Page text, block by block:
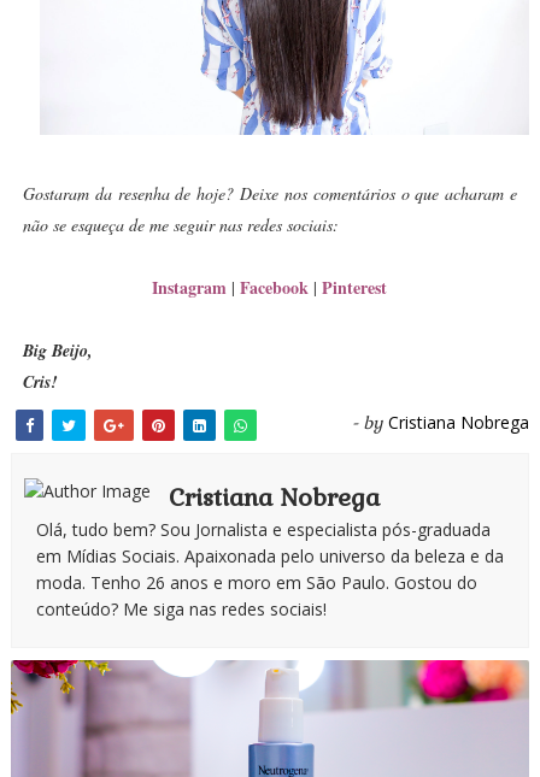
Gostaram da resenha de hoje? Deixe nos comentários o que acharam e
não se esqueça de me seguir nas redes sociais:
Instagram |Facebook |Pinterest
Big Beijo,
Cris!
- by Cristiana Nobrega
Cristiana Nobrega
Olá, tudo bem? Sou Jornalista e especialista pós-graduada
em Mídias Sociais. Apaixonada pelo universo da beleza e da
moda. Tenho 26 anos e moro em São Paulo. Gostou do
conteúdo? Me siga nas redes sociais!